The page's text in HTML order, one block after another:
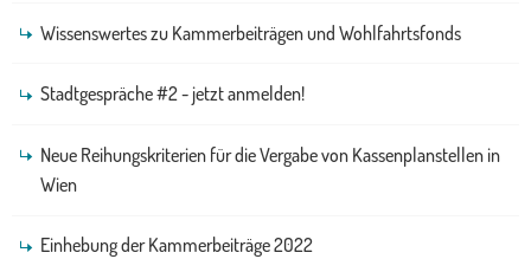
Wissenswertes zu Kammerbeiträgen und Wohlfahrtsfonds
Stadtgespräche #2 - jetzt anmelden!
Neue Reihungskriterien für die Vergabe von Kassenplanstellen in
Wien
Einhebung der Kammerbeiträge 2022